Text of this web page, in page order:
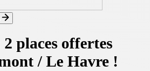
places offertes
/ Le Havre !